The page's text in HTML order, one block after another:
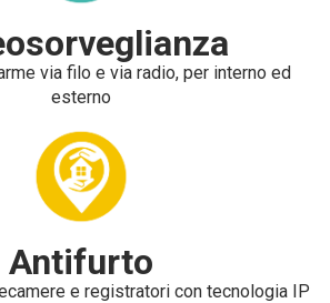
via filo e via radio, per interno ed
esterno
Antifurto
e registratori con tecnologia IP